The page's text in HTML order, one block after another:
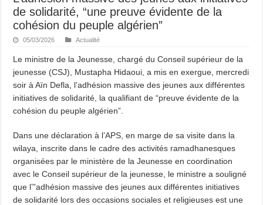
de solidarité, “une preuve évidente de la
cohésion du peuple algérien”
05/03/2026 Actualité
Le ministre de la Jeunesse, chargé du Conseil supérieur de la
jeunesse (CSJ), Mustapha Hidaoui, a mis en exergue, mercredi
soir à Aïn Defla, l’adhésion massive des jeunes aux différentes
initiatives de solidarité, la qualifiant de “preuve évidente de la
cohésion du peuple algérien”.
Dans une déclaration à l’APS, en marge de sa visite dans la
wilaya, inscrite dans le cadre des activités ramadhanesques
organisées par le ministère de la Jeunesse en coordination
avec le Conseil supérieur de la jeunesse, le ministre a souligné
que l’”adhésion massive des jeunes aux différentes initiatives
de solidarité lors des occasions sociales et religieuses est une